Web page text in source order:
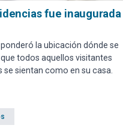
fue inaugurada
la ubicación dónde se
todos aquellos visitantes
sientan como en su casa.